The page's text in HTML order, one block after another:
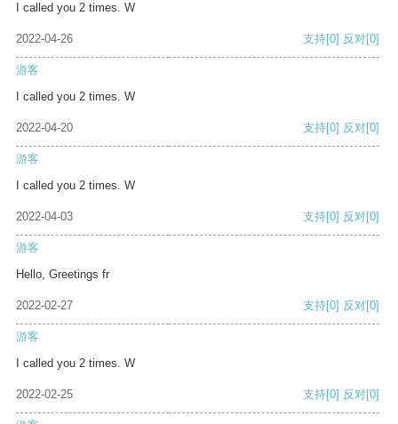
I called you 2 times. W
2022-04-26 支持[0] 反对[0]
游客
I called you 2 times. W
2022-04-20 支持[0] 反对[0]
游客
I called you 2 times. W
2022-04-03 支持[0] 反对[0]
游客
Hello, Greetings fr
2022-02-27 支持[0] 反对[0]
游客
I called you 2 times. W
2022-02-25 支持[0] 反对[0]